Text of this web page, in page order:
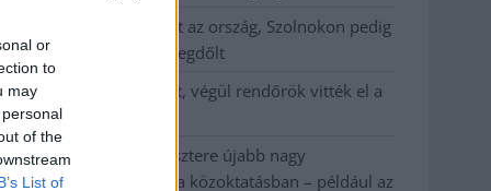
or
to
may
of the
List of
41 fok fölé forrósodott az ország, Szolnokon pedig
egy másik rekord is megdőlt
Egy telefonhívást akart, végül rendőrök vitték el a
mezőtúri férfit
A Tisza kormány minisztere újabb nagy
változásokról döntött a közoktatásban – például az